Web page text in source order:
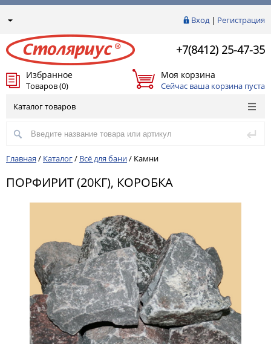
Вход| Регистрация
+7(8412) 25-47-35
Избранное
Товаров (0)
Моя корзина
Сейчас ваша корзина пуста
Каталог товаров
Главная / Каталог/ Всё для бани/ Камни
ПОРФИРИТ (20КГ), КОРОБКА